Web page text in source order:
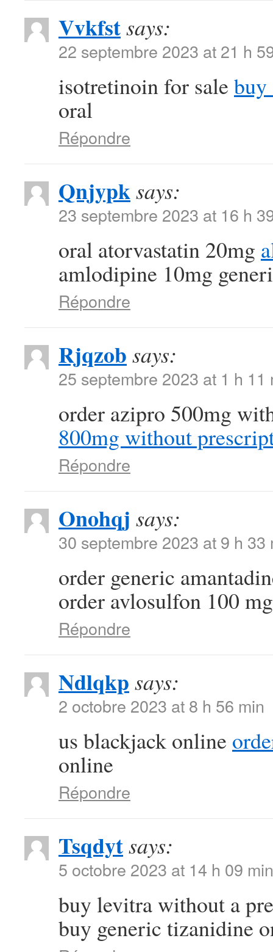
Vvkfstsays:
22 septembre 2023 at 21 h
isotretinoin for sale buy
oral
Répondre
Qnjypksays:
23 septembre 2023 at 16 h
oral atorvastatin 20mg
amlodipine 10mg
Répondre
Rjqzob says:
25 septembre 2023 at 1 h 11
order azipro 500mg
800mg without
Répondre
Onohqj says:
30 septembre 2023 at 9 h 33
order generic
order avlosulfon 100
Répondre
Ndlqkp says:
2 octobre 2023 at 8 h 56 min
us blackjack online
online
Répondre
Tsqdytsays:
5 octobre 2023 at 14 h 09 min
buy levitra without a
buy generic tizanidine